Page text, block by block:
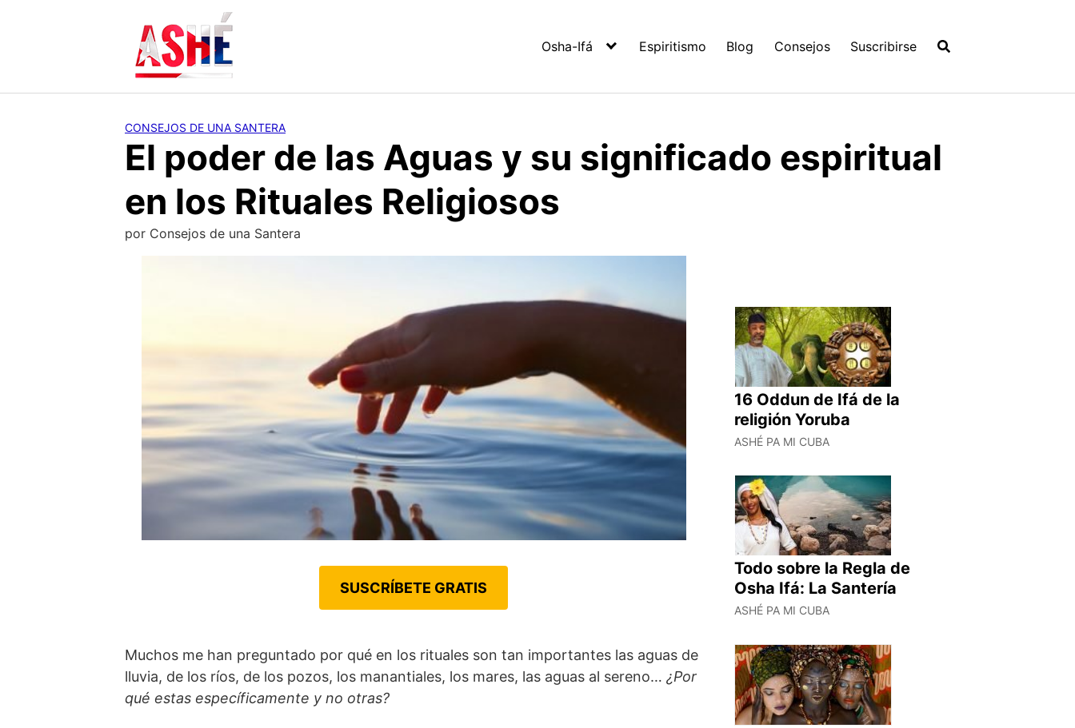
Osha-Ifá Espiritismo Blog Consejos Suscribirse
CONSEJOS DE UNA SANTERA
El poder de las Aguas y su significado espiritual
en los Rituales Religiosos
por Consejos de una Santera
SUSCRÍBETE GRATIS
Muchos me han preguntado por qué en los rituales son tan importantes las aguas de
lluvia, de los ríos, de los pozos, los manantiales, los mares, las aguas al sereno… ¿Por
qué estas específicamente y no otras?
16 Oddun de Ifá de la
religión Yoruba
ASHÉ PA MI CUBA
Todo sobre la Regla de
Osha Ifá: La Santería
ASHÉ PA MI CUBA